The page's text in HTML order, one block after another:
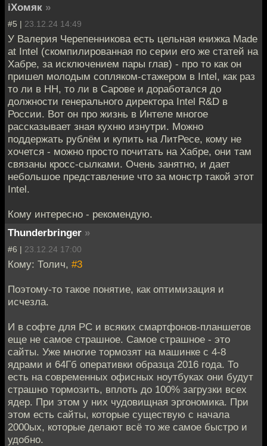
iХомяк »
#5 | 23.12.24 14:49
У Валерия Черепенникова есть цельная книжка Made
at Intel (скомпилированная по серии его же статей на
Хабре, за исключением пары глав) - про то как он
пришел молодым сопляком-стажером в Intel, как раз
то ли в НН, то ли в Сарове и доработался до
должности генерального директора Intel R&D в
России. Вот он про жизнь в Интеле многое
рассказывает зная кухню изнутри. Можно
поддержать рублём и купить на ЛитРесе, кому не
хочется - можно просто почитать на Хабре, они там
связаны кросс-сылками. Очень занятно, и дает
небольшое представление что за монстр такой этот
Intel.
Кому интересно - рекомендую.
Thunderbringer »
#6 | 23.12.24 17:00
Кому: Толич, #3
Поэтому-то такое понятие, как оптимизация и
исчезла.
И в софте для PC и всяких смартфонов-планшетов
еще не самое страшное. Самое страшное - это
сайты. Уже многие тормозят на машинке с 4-8
ядрами и 64Гб оперативки образца 2016 года. То
есть на современных офисных ноутбуках они будут
страшно тормозить, вплоть до 100% загрузки всех
ядер. При этом у них чудовищная эргономика. При
этом есть сайты, которые существую с начала
2000ых, которые делают всё то же самое быстро и
удобно.